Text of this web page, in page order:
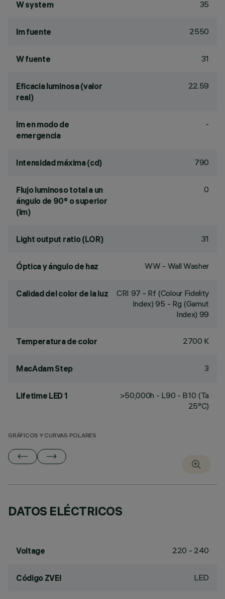
W system 35
lm fuente 2550
W fuente 31
Eficacia luminosa (valor
real)
22.59
lm en modo de
emergencia
-
Intensidad máxima (cd) 790
Flujo luminoso total a un
ángulo de 90° o superior
(lm)
0
Light output ratio (LOR) 31
Óptica y ángulo de haz WW - Wall Washer
Calidad del color de la luz CRI 97 - Rf (Colour Fidelity
Index) 95 - Rg (Gamut
Index) 99
Temperatura de color 2700 K
MacAdam Step 3
Lifetime LED 1
>50,000h - L90 - B10 (Ta
25°C)
GRÁFICOS Y CURVAS POLARES
DATOS ELÉCTRICOS
Voltage 220 - 240
Código ZVEI LED